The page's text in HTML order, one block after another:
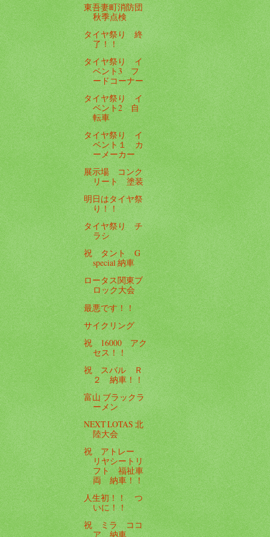
東吾妻町消防団
秋季点検
タイヤ祭り 終
了！！
タイヤ祭り イ
ベント3 フ
ードコーナー
タイヤ祭り イ
ベント2 自
転車
タイヤ祭り イ
ベント１ カ
ーメーカー
展示場 コンク
リート 塗装
明日はタイヤ祭
り！！
タイヤ祭り チ
ラシ
祝 タント G
special 納車
ロータス関東ブ
ロック大会
最悪です！！
サイクリング
祝 16000 アク
セス！！
祝 スバル Ｒ
２ 納車！！
富山 ブラックラ
ーメン
NEXT LOTAS 北
陸大会
祝 アトレー
リヤシートリ
フト 福祉車
両 納車！！
人生初！！ つ
いに！！
祝 ミラ ココ
ア 納車